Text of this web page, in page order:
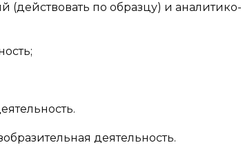
(действовать по образцу) и аналитико-
деятельность.